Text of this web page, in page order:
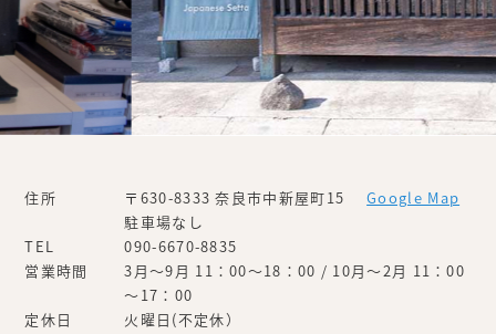
住所 〒630-8333 奈良市中新屋町15
Google Map
駐車場なし
TEL
090-6670-8835
営業時間
3月～9月 11：00～18：00 / 10月～2月 11：00
～17：00
定休日
火曜日(不定休）